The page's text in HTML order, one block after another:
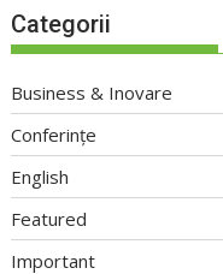
Categorii
Business & Inovare
Conferințe
English
Featured
Important